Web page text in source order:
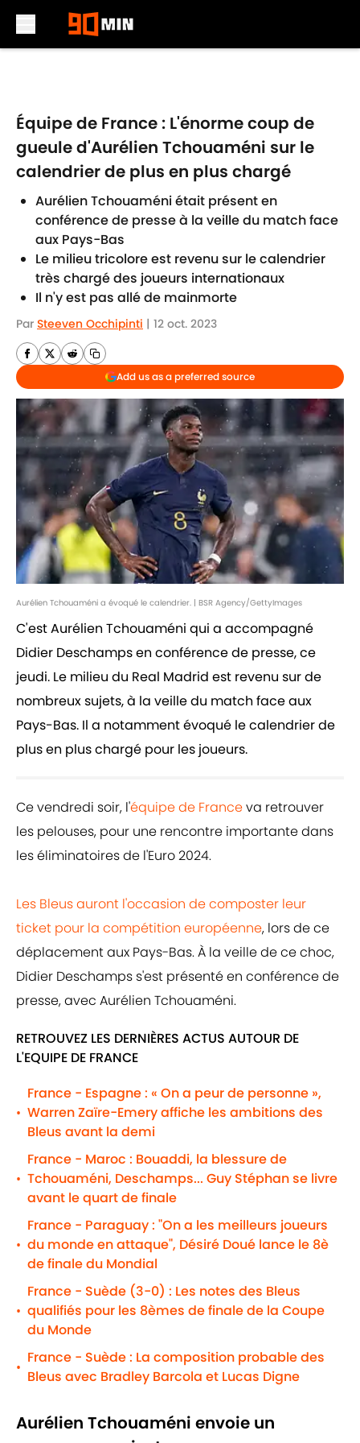
Équipe de France : L'énorme coup de
gueule d'Aurélien Tchouaméni sur le
calendrier de plus en plus chargé
Aurélien Tchouaméni était présent en
conférence de presse à la veille du match face
aux Pays-Bas
Le milieu tricolore est revenu sur le calendrier
très chargé des joueurs internationaux
Il n'y est pas allé de mainmorte
Par Steeven Occhipinti | 12 oct. 2023
Add us as a preferred source
Aurélien Tchouaméni a évoqué le calendrier. | BSR Agency/GettyImages
C'est Aurélien Tchouaméni qui a accompagné
Didier Deschamps en conférence de presse, ce
jeudi. Le milieu du Real Madrid est revenu sur de
nombreux sujets, à la veille du match face aux
Pays-Bas. Il a notamment évoqué le calendrier de
plus en plus chargé pour les joueurs.
Ce vendredi soir, l'équipe de Franceva retrouver
les pelouses, pour une rencontre importante dans
les éliminatoires de l'Euro 2024.
Les Bleus auront l'occasion de composter leur
ticket pour la compétition européenne, lors de ce
déplacement aux Pays-Bas. À la veille de ce choc,
Didier Deschamps s'est présenté en conférence de
presse, avec Aurélien Tchouaméni.
RETROUVEZ LES DERNIÈRES ACTUS AUTOUR DE
L'EQUIPE DE FRANCE
•
France - Espagne : « On a peur de personne »,
Warren Zaïre-Emery affiche les ambitions des
Bleus avant la demi
•
France - Maroc : Bouaddi, la blessure de
Tchouaméni, Deschamps... Guy Stéphan se livre
avant le quart de finale
•
France - Paraguay : "On a les meilleurs joueurs
du monde en attaque", Désiré Doué lance le 8è
de finale du Mondial
•
France - Suède (3-0) : Les notes des Bleus
qualifiés pour les 8èmes de finale de la Coupe
du Monde
•
France - Suède : La composition probable des
Bleus avec Bradley Barcola et Lucas Digne
Aurélien Tchouaméni envoie un